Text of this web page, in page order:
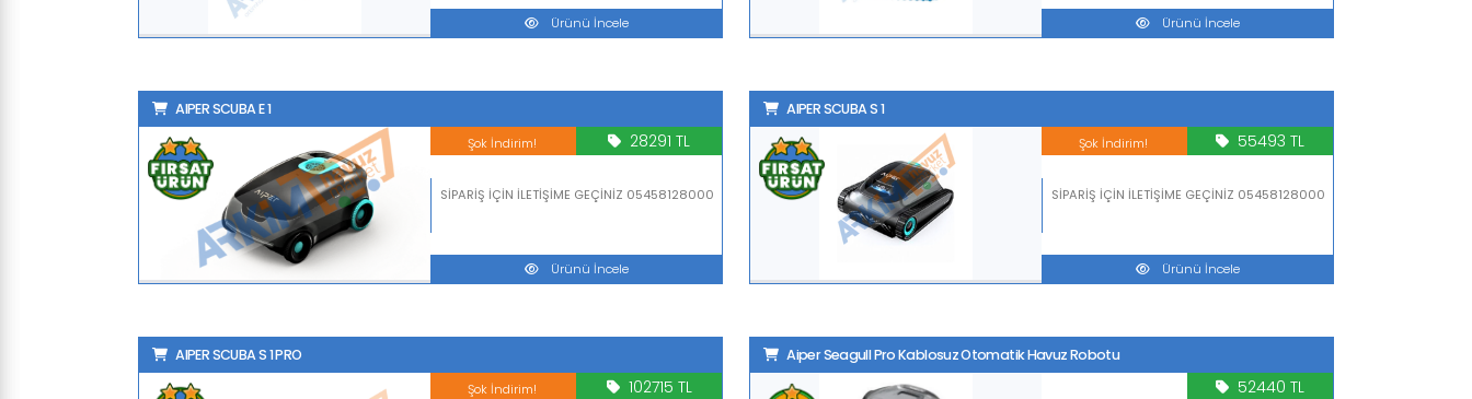
Ürünü İncele Ürünü İncele
AIPER SCUBA E 1
SİPARİŞ İÇİN İLETİŞİME GEÇİNİZ 05458128000
Kampanya 28291 TL
Ürünü İncele
AIPER SCUBA S 1
SİPARİŞ İÇİN İLETİŞİME GEÇİNİZ 05458128000
Kampanya 55493 TL
Ürünü İncele
AIPER SCUBA S 1 PRO
Kampanya 102715 TL
Aiper Seagull Pro Kablosuz Otomatik Havuz Robotu
52440 TL